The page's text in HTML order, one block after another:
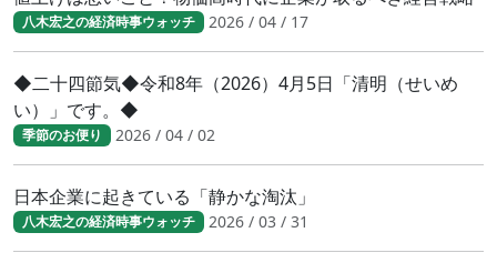
八木宏之の経済時事ウォッチ 2026 / 04 / 17
◆二十四節気◆令和8年（2026）4月5日「清明（せいめ
い）」です。◆
季節のお便り 2026 / 04 / 02
日本企業に起きている「静かな淘汰」
八木宏之の経済時事ウォッチ 2026 / 03 / 31